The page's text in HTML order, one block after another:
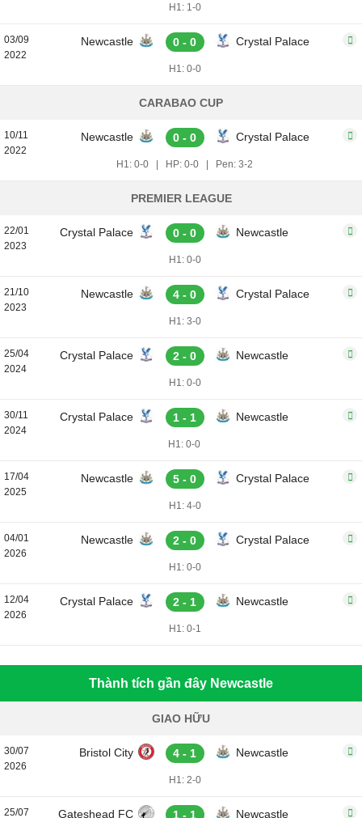
H1: 1-0
03/09
2022
Newcastle 0 - 0 Crystal Palace
H1: 0-0
CARABAO CUP
10/11
2022
Newcastle 0 - 0 Crystal Palace
H1: 0-0 HP: 0-0 Pen: 3-2
PREMIER LEAGUE
22/01
2023
Crystal Palace 0 - 0 Newcastle
H1: 0-0
21/10
2023
Newcastle 4 - 0 Crystal Palace
H1: 3-0
25/04
2024
Crystal Palace 2 - 0 Newcastle
H1: 0-0
30/11
2024
Crystal Palace 1 - 1 Newcastle
H1: 0-0
17/04
2025
Newcastle 5 - 0 Crystal Palace
H1: 4-0
04/01
2026
Newcastle 2 - 0 Crystal Palace
H1: 0-0
12/04
2026
Crystal Palace 2 - 1 Newcastle
H1: 0-1
Thành tích gần đây Newcastle
GIAO HỮU
30/07
2026
Bristol City 4 - 1 Newcastle
H1: 2-0
25/07 Gateshead FC 1 - 1 Newcastle